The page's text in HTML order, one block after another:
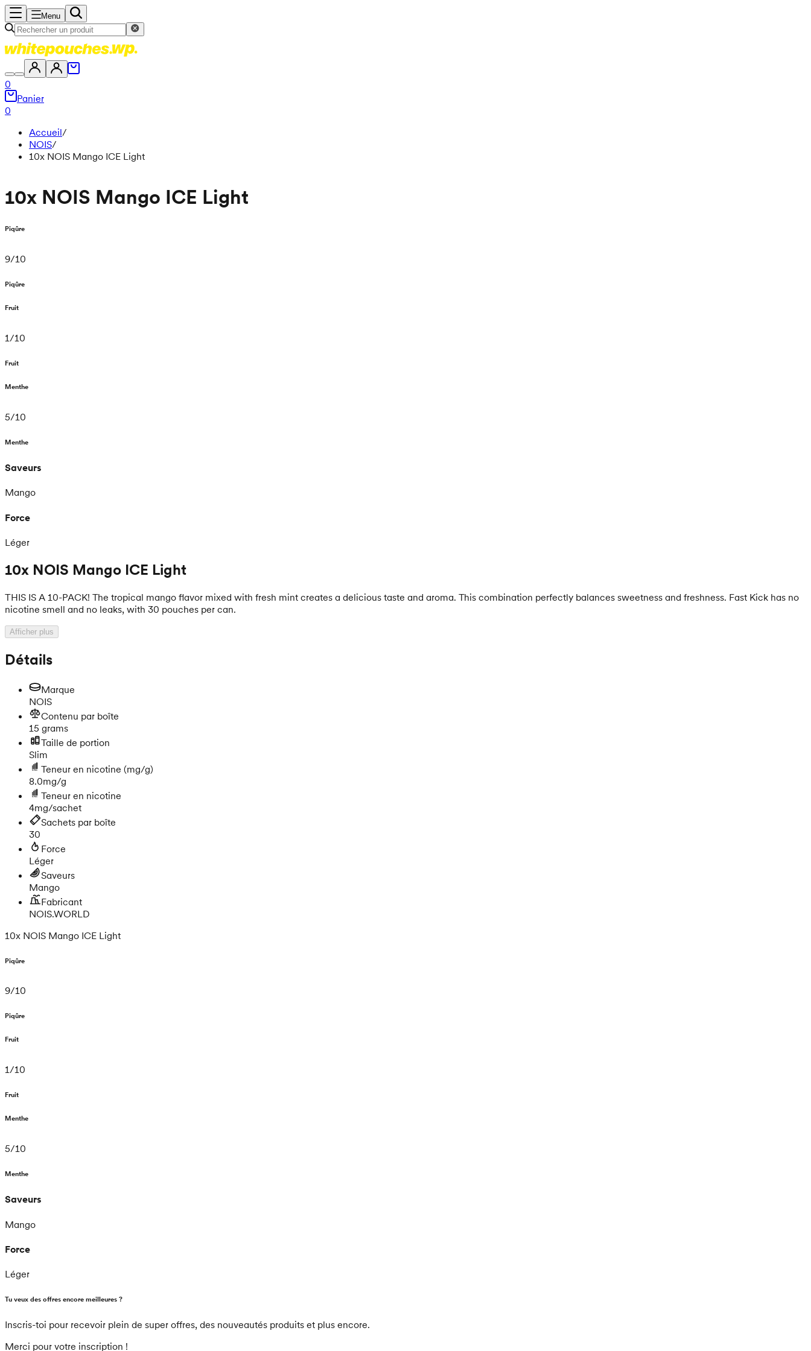
Menu
0
Panier
0
Accueil/
NOIS/
10x NOIS Mango ICE Light
10x NOIS Mango ICE Light
Piqûre
9/10
Piqûre
Fruit
1/10
Fruit
Menthe
5/10
Menthe
Saveurs
Mango
Force
Léger
10x NOIS Mango ICE Light
THIS IS A 10-PACK! The tropical mango flavor mixed with fresh mint creates a delicious taste and aroma. This combination perfectly balances sweetness and freshness. Fast Kick has no
nicotine smell and no leaks, with 30 pouches per can.
Afficher plus
Détails
Marque
NOIS
Contenu par boîte
15 grams
Taille de portion
Slim
Teneur en nicotine (mg/g)
8.0mg/g
Teneur en nicotine
4mg/sachet
Sachets par boîte
30
Force
Léger
Saveurs
Mango
Fabricant
NOIS.WORLD
10x NOIS Mango ICE Light
Piqûre
9/10
Piqûre
Fruit
1/10
Fruit
Menthe
5/10
Menthe
Saveurs
Mango
Force
Léger
Tu veux des offres encore meilleures ?
Inscris-toi pour recevoir plein de super offres, des nouveautés produits et plus encore.
Merci pour votre inscription !